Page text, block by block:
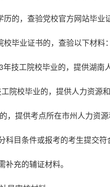
历的，查验党校官方网站毕
校毕业证书的，查验以下材料：
技工院校毕业的，提供湖南
院校毕业的，提供人力资源
，提供考点所在市州人力资
科目条件或报考的考生提交
补充的辅证材料。